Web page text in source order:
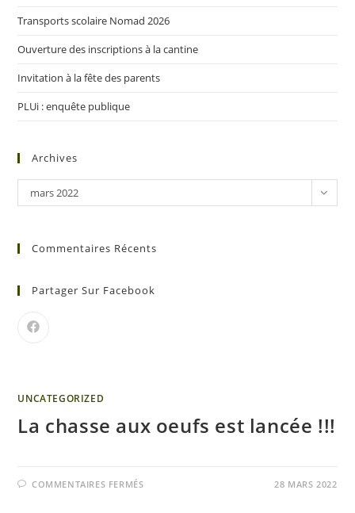
Transports scolaire Nomad 2026
Ouverture des inscriptions à la cantine
Invitation à la fête des parents
PLUi : enquête publique
Archives
mars 2022
Commentaires Récents
Partager Sur Facebook
UNCATEGORIZED
La chasse aux oeufs est lancée !!!
COMMENTAIRES FERMÉS 28 MARS 2022